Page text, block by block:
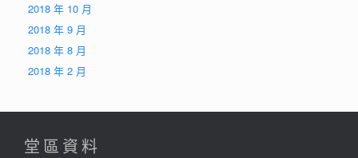
2018 年 10 月
2018 年 9 月
2018 年 8 月
2018 年 2 月
堂區資料